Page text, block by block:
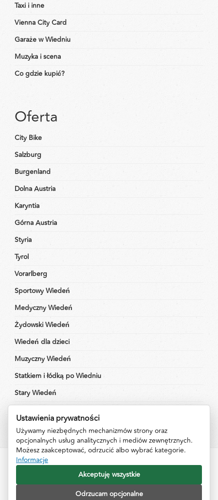
Taxi i inne
Vienna City Card
Garaże w Wiedniu
Muzyka i scena
Co gdzie kupić?
Oferta
City Bike
Salzburg
Burgenland
Dolna Austria
Karyntia
Górna Austria
Styria
Tyrol
Vorarlberg
Sportowy Wiedeń
Medyczny Wiedeń
Żydowski Wiedeń
Wiedeń dla dzieci
Muzyczny Wiedeń
Statkiem i łódką po Wiedniu
Stary Wiedeń
Informacje Kontakt
Ustawienia prywatności
Używamy niezbędnych mechanizmów strony oraz
opcjonalnych usług analitycznych i mediów zewnętrznych.
Możesz zaakceptować, odrzucić albo wybrać kategorie.
Informacje
Akceptuję wszystkie
Odrzucam opcjonalne